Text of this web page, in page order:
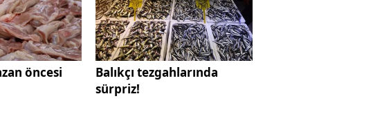
öncesi
Balıkçı tezgahlarında
sürpriz!